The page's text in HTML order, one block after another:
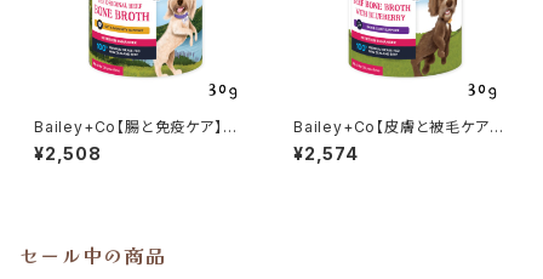
Bailey+Co【腸と免疫ケア】フリ
ーズドライ ビーフボーンブロス
オリジナル 30g ベイリーコー
¥2,508
Bailey+Co【皮膚と被毛ケア】
フリーズドライ ビーフボーンブ
ロス ブルーベリー 30g ベイリ
¥2,574
セール中の商品